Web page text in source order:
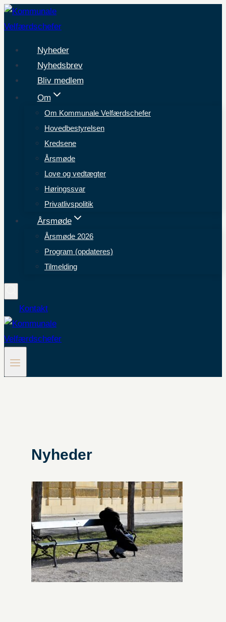
Fortsæt
til
Nyheder
Nyhedsbrev
Bliv medlem
Om
Om Kommunale Velfærdschefer
Hovedbestyrelsen
Kredsene
Årsmøde
Love og vedtægter
Høringssvar
Privatlivspolitik
Årsmøde
Årsmøde 2026
Program (opdateres)
Tilmelding
Kontakt
Nyheder